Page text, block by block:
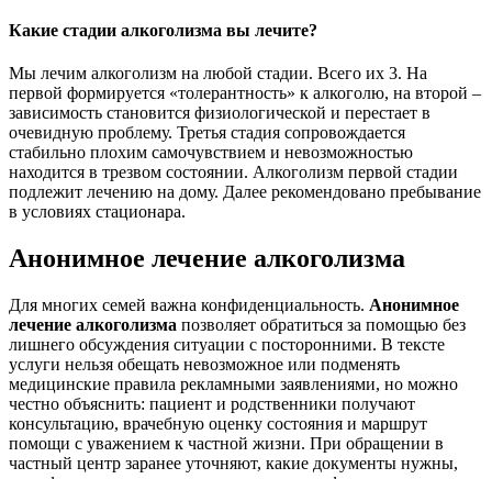
Какие стадии алкоголизма вы лечите?
Мы лечим алкоголизм на любой стадии. Всего их 3. На
первой формируется «толерантность» к алкоголю, на второй –
зависимость становится физиологической и перестает в
очевидную проблему. Третья стадия сопровождается
стабильно плохим самочувствием и невозможностью
находится в трезвом состоянии. Алкоголизм первой стадии
подлежит лечению на дому. Далее рекомендовано пребывание
в условиях стационара.
Анонимное лечение алкоголизма
Для многих семей важна конфиденциальность. Анонимное
лечение алкоголизма позволяет обратиться за помощью без
лишнего обсуждения ситуации с посторонними. В тексте
услуги нельзя обещать невозможное или подменять
медицинские правила рекламными заявлениями, но можно
честно объяснить: пациент и родственники получают
консультацию, врачебную оценку состояния и маршрут
помощи с уважением к частной жизни. При обращении в
частный центр заранее уточняют, какие документы нужны,